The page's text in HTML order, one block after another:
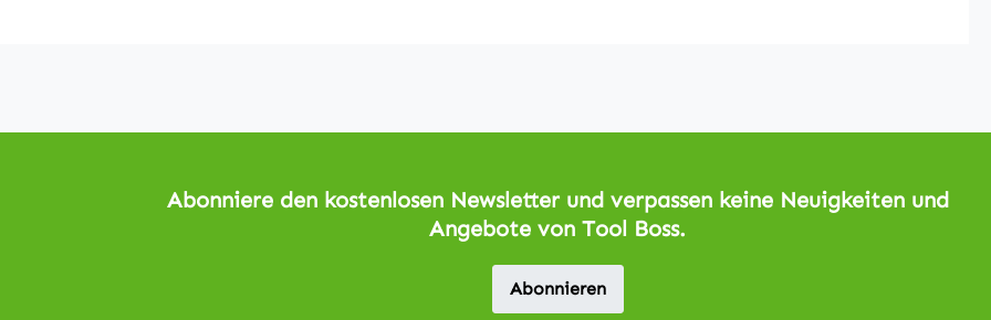
Abonniere den kostenlosen Newsletter und verpassen keine Neuigkeiten und
Angebote von Tool Boss.
Abonnieren